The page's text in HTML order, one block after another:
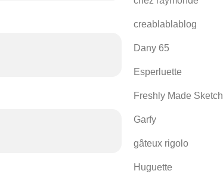
creablablablog
Dany 65
Esperluette
Freshly Made Sketch
Garfy
gâteux rigolo
Huguette